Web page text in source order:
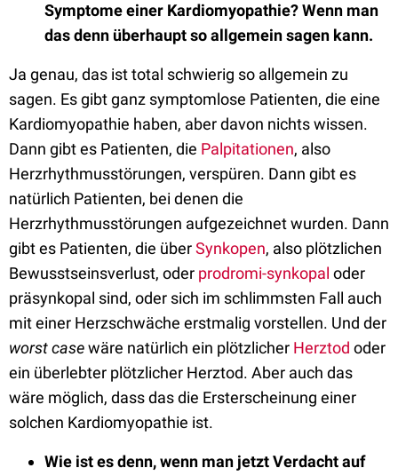
Symptome einer Kardiomyopathie? Wenn man
das denn überhaupt so allgemein sagen kann.
Ja genau, das ist total schwierig so allgemein zu
sagen. Es gibt ganz symptomlose Patienten, die eine
Kardiomyopathie haben, aber davon nichts wissen.
Dann gibt es Patienten, die Palpitationen, also
Herzrhythmusstörungen, verspüren. Dann gibt es
natürlich Patienten, bei denen die
Herzrhythmusstörungen aufgezeichnet wurden. Dann
gibt es Patienten, die überSynkopen, also plötzlichen
Bewusstseinsverlust, oder prodromi-synkopal oder
präsynkopal sind, oder sich im schlimmsten Fall auch
mit einer Herzschwäche erstmalig vorstellen. Und der
worst casewäre natürlich ein plötzlicher Herztod oder
ein überlebter plötzlicher Herztod. Aber auch das
wäre möglich, dass das die Ersterscheinung einer
solchen Kardiomyopathie ist.
Wie ist es denn, wenn man jetzt Verdacht auf